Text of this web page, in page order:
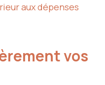
aux dépenses
vos